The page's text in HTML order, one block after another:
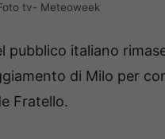
tv- Meteoweek
pubblico italiano
di Milo per
Fratello.